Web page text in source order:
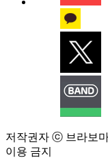
저작권자 ⓒ 브라보
이용 금지